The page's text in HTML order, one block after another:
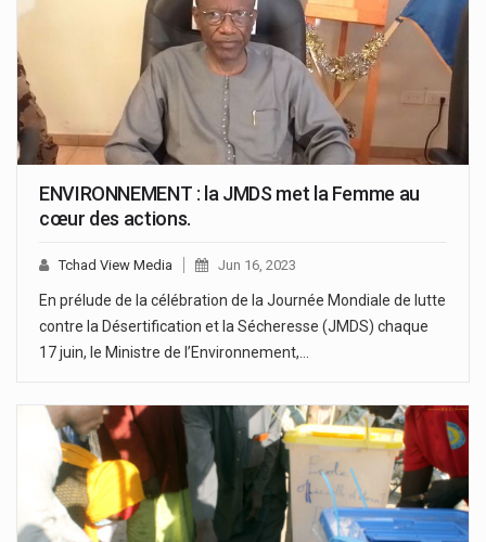
ENVIRONNEMENT : la JMDS met la Femme au
cœur des actions.
Tchad View Media Jun 16, 2023
En prélude de la célébration de la Journée Mondiale de lutte
contre la Désertification et la Sécheresse (JMDS) chaque
17 juin, le Ministre de l’Environnement,…